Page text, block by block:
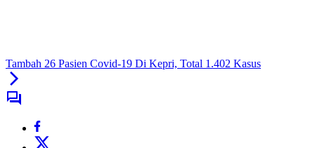
Tambah 26 Pasien Covid-19 Di Kepri, Total 1.402 Kasus